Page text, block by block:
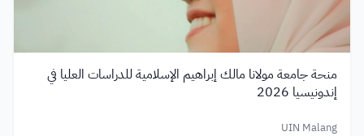
منحة جامعة مولانا مالك إبراهيم الإسلامية للدراسات العليا في
إندونيسيا 2026
UIN Malang